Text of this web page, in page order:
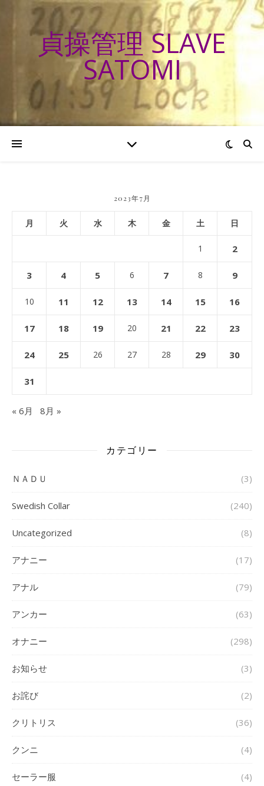
貞操管理 SLAVE
SATOMI
2023年7月
月 火 水 木 金 土 日
1 2
3 4 5 6 7 8 9
10 11 12 13 14 15 16
17 18 19 20 21 22 23
24 25 26 27 28 29 30
31
« 6月 8月 »
カテゴリー
ＮＡＤＵ (3)
Swedish Collar (240)
Uncategorized (8)
アナニー (17)
アナル (79)
アンカー (63)
オナニー (298)
お知らせ (3)
お詫び (2)
クリトリス (36)
クンニ (4)
セーラー服 (4)